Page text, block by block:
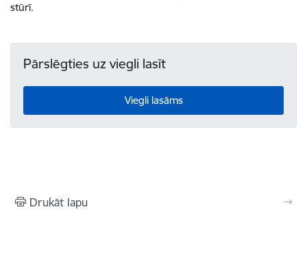
stūrī.
Pārslēgties uz viegli lasīt
Viegli lasāms
Drukāt lapu